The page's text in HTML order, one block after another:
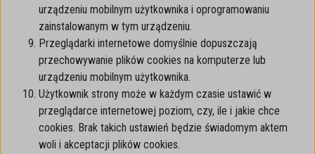
urządzeniu mobilnym użytkownika i oprogramowaniu
zainstalowanym w tym urządzeniu.
Przeglądarki internetowe domyślnie dopuszczają
przechowywanie plików cookies na komputerze lub
urządzeniu mobilnym użytkownika.
Użytkownik strony może w każdym czasie ustawić w
przeglądarce internetowej poziom, czy, ile i jakie chce
cookies. Brak takich ustawień będzie świadomym aktem
woli i akceptacji plików cookies.